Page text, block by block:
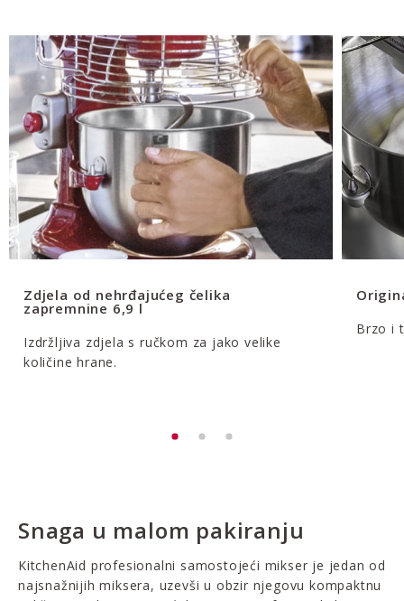
Zdjela od nehrđajućeg čelika
zapremnine 6,9 l
Izdržljiva zdjela s ručkom za jako velike
količine hrane.
Brzo i
Snaga u malom pakiranju
KitchenAid profesionalni samostojeći mikser je jedan od
najsnažnijih miksera, uzevši u obzir njegovu kompaktnu